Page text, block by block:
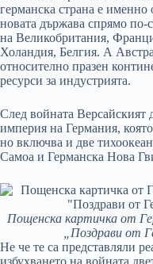
германска страна е именно
новата държава спрямо
на Великобритания,
Холандия, Белгия. А
относително празен
ресурси за индустрията.
След войната Версайският
империя на Германия,
но включва и две
Самоа и Германска Нова
Пощенска картичка от
„Поздрави от
Не че те са представляли